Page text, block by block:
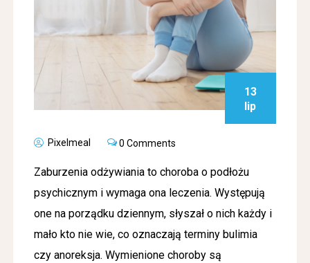
13
lip
Pixelmeal 0 Comments
Zaburzenia odżywiania to choroba o podłożu
psychicznym i wymaga ona leczenia. Występują
one na porządku dziennym, słyszał o nich każdy i
mało kto nie wie, co oznaczają terminy bulimia
czy anoreksja. Wymienione choroby są